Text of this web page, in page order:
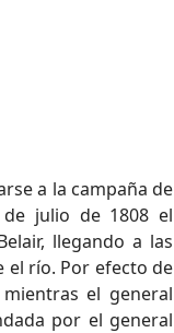
a la campaña de
julio de 1808 el
llegando a las
el río. Por efecto de
el general
por el general